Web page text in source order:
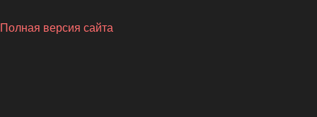
Полная версия сайта